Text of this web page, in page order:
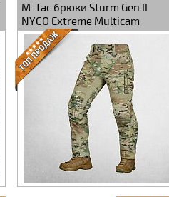
M-Tac брюки Sturm Gen.II
NYCO Extreme Multicam